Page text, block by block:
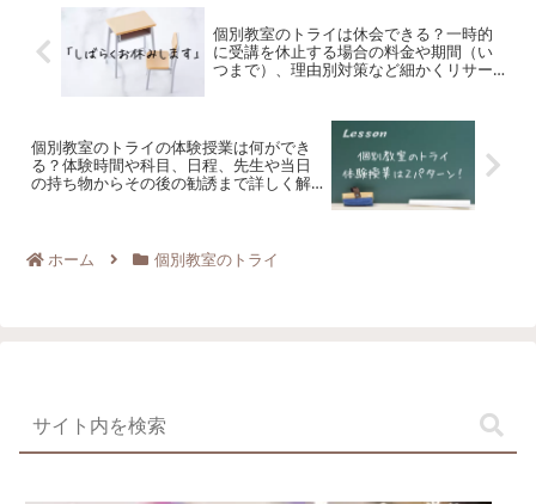
個別教室のトライは休会できる？一時的
に受講を休止する場合の料金や期間（い
つまで）、理由別対策など細かくリサー
個別教室のトライの体験授業は何ができ
る？体験時間や科目、日程、先生や当日
の持ち物からその後の勧誘まで詳しく解
ホーム 個別教室のトライ